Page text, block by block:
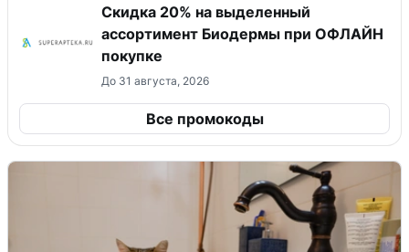
Скидка 20% на выделенный
ассортимент Биодермы при ОФЛАЙН
покупке
До 31 августа, 2026
Все промокоды